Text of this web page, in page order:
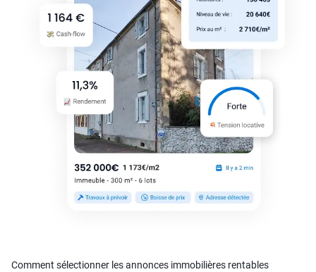
Comment sélectionner les annonces immobilières rentables